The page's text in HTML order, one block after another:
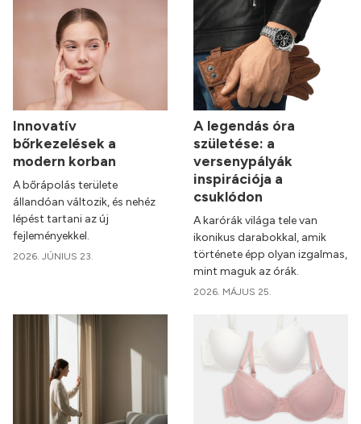
Innovatív
bőrkezelések a
modern korban
A bőrápolás területe
állandóan változik, és nehéz
lépést tartani az új
fejleményekkel.
2026. JÚNIUS 23.
A legendás óra
születése: a
versenypályák
inspirációja a
csuklódon
A karórák világa tele van
ikonikus darabokkal, amik
története épp olyan izgalmas,
mint maguk az órák.
2026. MÁJUS 25.